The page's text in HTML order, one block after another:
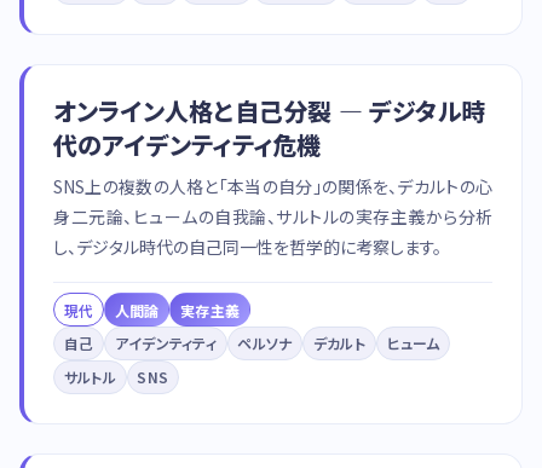
オンライン人格と自己分裂 — デジタル時
代のアイデンティティ危機
SNS上の複数の人格と「本当の自分」の関係を、デカルトの心
身二元論、ヒュームの自我論、サルトルの実存主義から分析
し、デジタル時代の自己同一性を哲学的に考察します。
現代 人間論
実存主義
自己
アイデンティティ ペルソナ デカルト
ヒューム
サルトル
SNS